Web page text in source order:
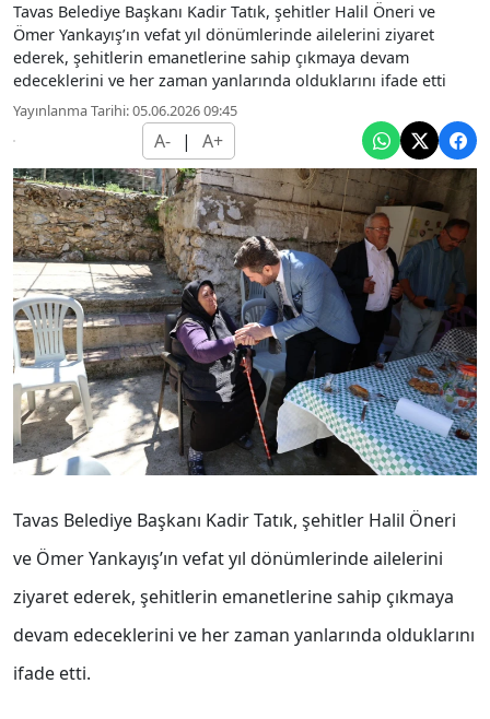
Tavas Belediye Başkanı Kadir Tatık, şehitler Halil Öneri ve
Ömer Yankayış’ın vefat yıl dönümlerinde ailelerini ziyaret
ederek, şehitlerin emanetlerine sahip çıkmaya devam
edeceklerini ve her zaman yanlarında olduklarını ifade etti
Yayınlanma Tarihi: 05.06.2026 09:45
A- | A+
Tavas Belediye Başkanı Kadir Tatık, şehitler Halil Öneri
ve Ömer Yankayış’ın vefat yıl dönümlerinde ailelerini
ziyaret ederek, şehitlerin emanetlerine sahip çıkmaya
devam edeceklerini ve her zaman yanlarında olduklarını
ifade etti.